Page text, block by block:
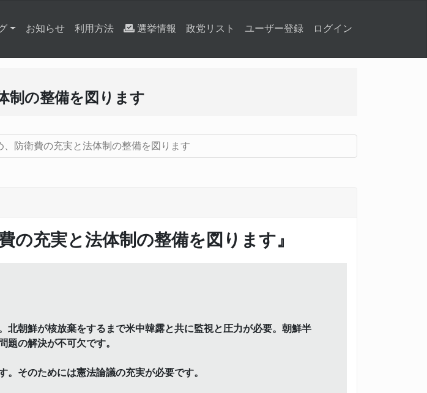
お知らせ 利用方法 選挙情報 政党リスト ユーザー登録 ログイン
制の整備を図ります
、防衛費の充実と法体制の整備を図ります
の充実と法体制の整備を図ります』
朝鮮が核放棄をするまで米中韓露と共に監視と圧力が必要。朝鮮半
の解決が不可欠です。
そのためには憲法論議の充実が必要です。